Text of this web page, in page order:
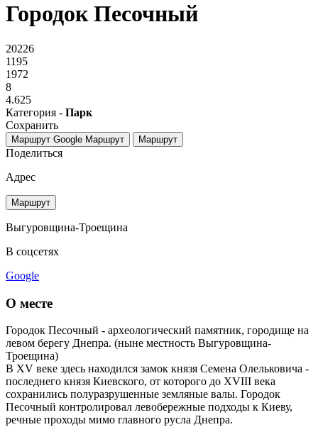
Городок Песочный
20226
1195
1972
8
4.625
Категория - Парк
Сохранить
Маршрут Google Маршрут Маршрут
Поделиться
Адрес
Маршрут
Выгуровщина-Троещина
В соцсетях
Google
О месте
Городок Песочный - археологический памятник, городище на
левом берегу Днепра. (ныне местность Выгуровщина-
Троещина)
В XV веке здесь находился замок князя Семена Олельковича -
последнего князя Киевского, от которого до XVIII века
сохранились полуразрушенные земляные валы. Городок
Песочный контролировал левобережные подходы к Киеву,
речные проходы мимо главного русла Днепра.